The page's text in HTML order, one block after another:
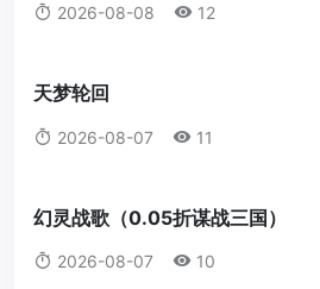
2026-08-08 12
天梦轮回
2026-08-07 11
幻灵战歌（0.05折谋战三国）
2026-08-07 10